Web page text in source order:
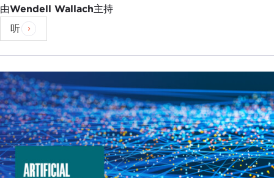
由Wendell Wallach主持
听